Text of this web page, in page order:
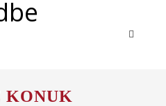
KONUK